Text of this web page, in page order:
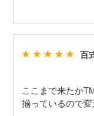
百
ここまで来たか
揃っているので変